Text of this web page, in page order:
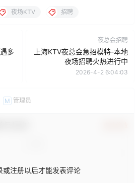
夜场KTV 招聘
多
夜总会招聘
上海KTV夜总会急招模特-本地
夜场招聘火热进行中
2026-4-2 6:04:03
M 管理员
或注册以后才能发表评论